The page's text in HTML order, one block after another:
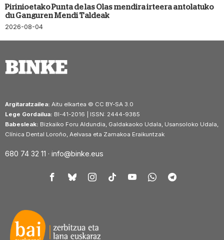
Pirinioetako Punta de las Olas mendira irteera antolatuko
du Ganguren Mendi Taldeak
2026-08-04
Argitaratzailea: Aitu elkartea © CC BY-SA 3.0
Lege Gordailua: BI-41-2016 | ISSN: 2444-9385
Babesleak: Bizkaiko Foru Aldundia, Galdakaoko Udala, Usansoloko Udala,
Clínica Dental Loroño, Aelvasa eta Zamakoa Eraikuntzak
680 74 32 11 · info@binke.eus